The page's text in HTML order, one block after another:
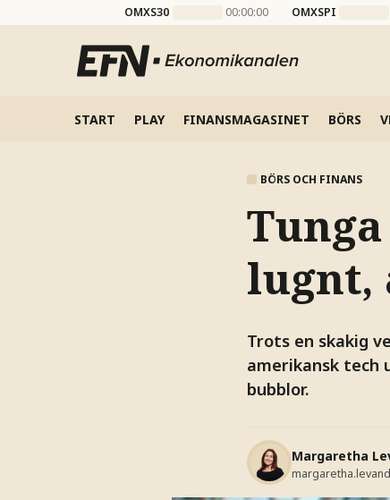
OMXS30 00:00:00 OMXSPI
START PLAY FINANSMAGASINET BÖRS
BÖRS OCH FINANS
lugnt,
Trots en skakig
amerikansk tech
bubblor.
Margaretha